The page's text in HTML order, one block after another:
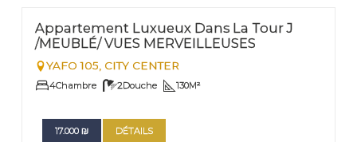
Appartement Luxueux Dans La Tour J
/MEUBLÉ/ VUES MERVEILLEUSES
YAFO 105, CITY CENTER
4Chambre 2Douche 130M²
17.000 ₪ DÉTAILS